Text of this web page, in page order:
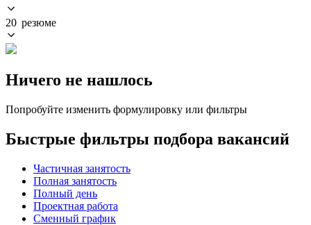
20 резюме
Ничего не нашлось
Попробуйте изменить формулировку или фильтры
Быстрые фильтры подбора вакансий
Частичная занятость
Полная занятость
Полный день
Проектная работа
Сменный график